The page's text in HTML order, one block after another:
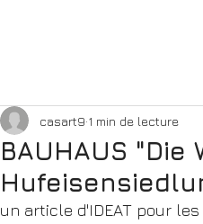
BAUHAUS
casart9 1 min de lecture
un article d'IDEAT pour les